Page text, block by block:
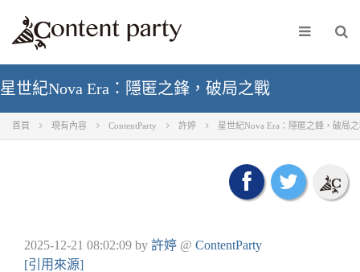
星世紀Nova Era：隱匿之鋒，破局之戰
首頁 現有內容 ContentParty 許婷 星世紀Nova Era：隱匿之鋒，破局
2025-12-21 08:02:09 by 許婷 @ ContentParty
[引用來源]